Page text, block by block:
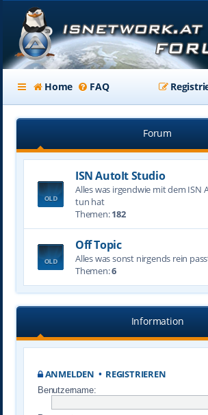
Home FAQ
Forum
ISN AutoIt Studio
Alles was irgendwie mit dem ISN
tun hat
Themen:182
Off Topic
Alles was sonst nirgends rein
Themen:6
Information
ANMELDEN • REGISTRIEREN
Benutzername: